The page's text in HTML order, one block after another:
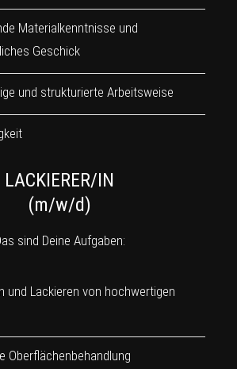
Materialkenntnisse und
Geschick
und strukturierte Arbeitsweise
LACKIERER/IN
(m/w/d)
sind Deine Aufgaben:
und Lackieren von hochwertigen
Oberflächenbehandlung